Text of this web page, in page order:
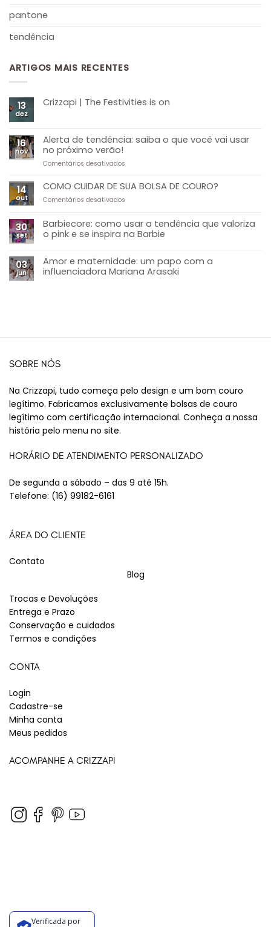
pantone
tendência
ARTIGOS MAIS RECENTES
13
dez
Crizzapi | The Festivities is on
16
nov
Alerta de tendência: saiba o que você vai usar
no próximo verão!
Comentários desativados
14
out
COMO CUIDAR DE SUA BOLSA DE COURO?
Comentários desativados
30
set
Barbiecore: como usar a tendência que valoriza
o pink e se inspira na Barbie
03
jun
Amor e maternidade: um papo com a
influenciadora Mariana Arasaki
SOBRE NÓS
Na Crizzapi, tudo começa pelo design e um bom couro
legítimo. Fabricamos exclusivamente bolsas de couro
legítimo com certificação internacional. Conheça a nossa
história pelo menu no site.
HORÁRIO DE ATENDIMENTO PERSONALIZADO
De segunda a sábado – das 9 até 15h.
Telefone: (16) 99182-6161
ÁREA DO CLIENTE
Contato
Blog
Trocas e Devoluções
Entrega e Prazo
Conservação e cuidados
Termos e condições
CONTA
Login
Cadastre-se
Minha conta
Meus pedidos
ACOMPANHE A CRIZZAPI
Verificada por